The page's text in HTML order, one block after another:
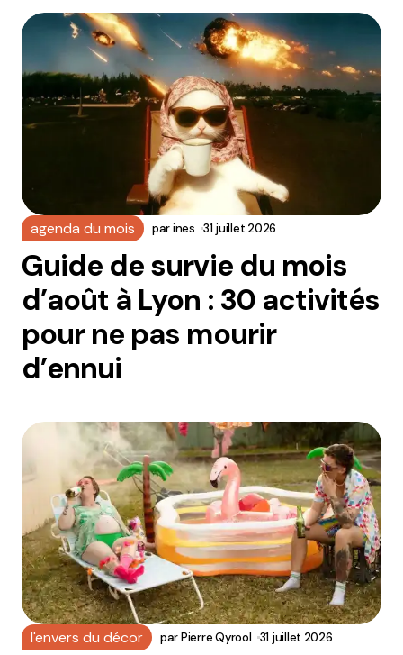
agenda du mois parines 31 juillet 2026
Guide de survie du mois
d’août à Lyon : 30 activités
pour ne pas mourir
d’ennui
l'envers du décor parPierre Qyrool 31 juillet 2026